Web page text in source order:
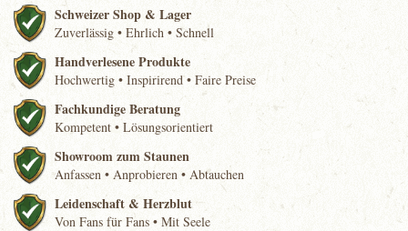
Schweizer Shop & Lager
Zuverlässig • Ehrlich • Schnell
Handverlesene Produkte
Hochwertig • Inspirirend • Faire Preise
Fachkundige Beratung
Kompetent • Lösungsorientiert
Showroom zum Staunen
Anfassen • Anprobieren • Abtauchen
Leidenschaft & Herzblut
Von Fans für Fans • Mit Seele